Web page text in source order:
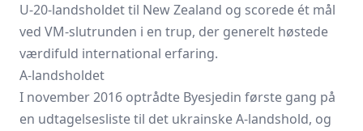
U-20-landsholdet til New Zealand og scorede ét mål
ved VM-slutrunden i en trup, der generelt høstede
værdifuld international erfaring.
A-landsholdet
I november 2016 optrådte Byesjedin første gang på
en udtagelsesliste til det ukrainske A-landshold, og